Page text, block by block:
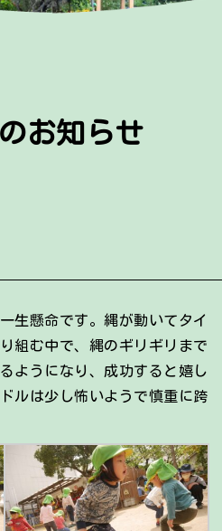
お知らせ
生懸命です。縄が動いてタイ
組む中で、縄のギリギリまで
ようになり、成功すると嬉し
ルは少し怖いようで慎重に跨